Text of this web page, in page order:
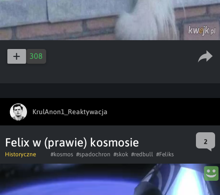
308
KrulAnon1_Reaktywacja
Felix w (prawie) kosmosie 2
Historyczne #kosmos #spadochron #skok #redbull #Feliks